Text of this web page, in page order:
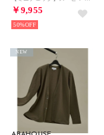
￥9,955
50%
NEW